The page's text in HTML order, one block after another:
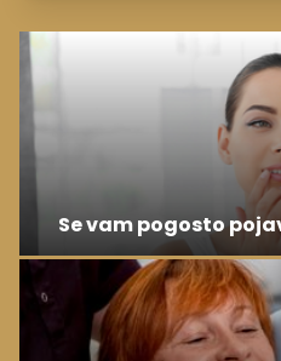
Se vam pogosto